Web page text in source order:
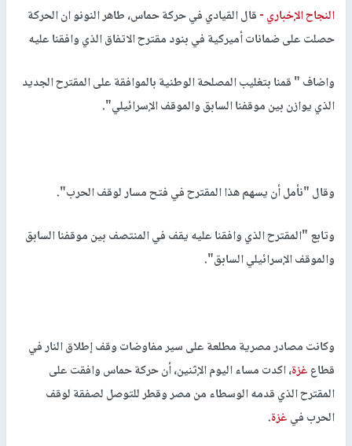
النجاح الإخباري -قال القيادي في حركة حماس، طاهر النونو ان الحركة
حصلت على ضمانات أميركية في بنود مقترح الاتفاق الذي وافقنا عليه
واضاف " قمنا بتغليب المصلحة الوطنية بالموافقة على المقترح الجديد
الذي يوازن بين موقفنا السابق والموقف الإسرائيلي".
وقال "نأمل أن يسهم هذا المقترح في فتح مسار لوقف الحرب".
وتابع "المقترح الذي وافقنا عليه يقف في المنتصف بين موقفنا السابق
والموقف الإسرائيلي السابق".
وكانت مصادر مصرية مطلعة على سير مفاوضات وقف إطلاق النار في
قطاعغزة، اكدت مساء اليوم الإثنين، أن حركة حماس وافقت على
المقترح الذي قدمه الوسطاء من مصر وقطر للتوصل لصفقة لوقف
الحرب فيغزة.